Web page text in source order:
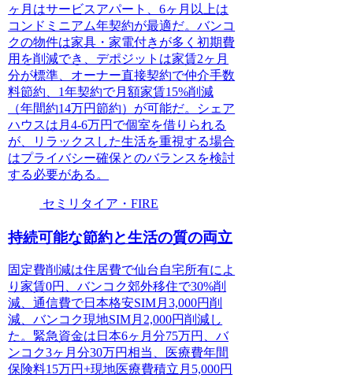
ヶ月はサービスアパート、6ヶ月以上は
コンドミニアム年契約が最適だ。バンコ
クの物件は家具・家電付きが多く初期費
用を削減でき、デポジットは家賃2ヶ月
分が標準、オーナー直接契約で仲介手数
料節約、1年契約で月額家賃15%削減
（年間約14万円節約）が可能だ。シェア
ハウスは月4-6万円で個室を借りられる
が、リラックスした生活を重視する場合
はプライバシー確保とのバランスを検討
する必要がある。
セミリタイア・FIRE
持続可能な節約と生活の質の両立
固定費削減は住居費で仙台自宅所有によ
り家賃0円、バンコク郊外移住で30%削
減、通信費で日本格安SIM月3,000円削
減、バンコク現地SIM月2,000円削減し
た。緊急資金は日本6ヶ月分75万円、バ
ンコク3ヶ月分30万円相当、医療費年間
保険料15万円+現地医療費積立月5,000円